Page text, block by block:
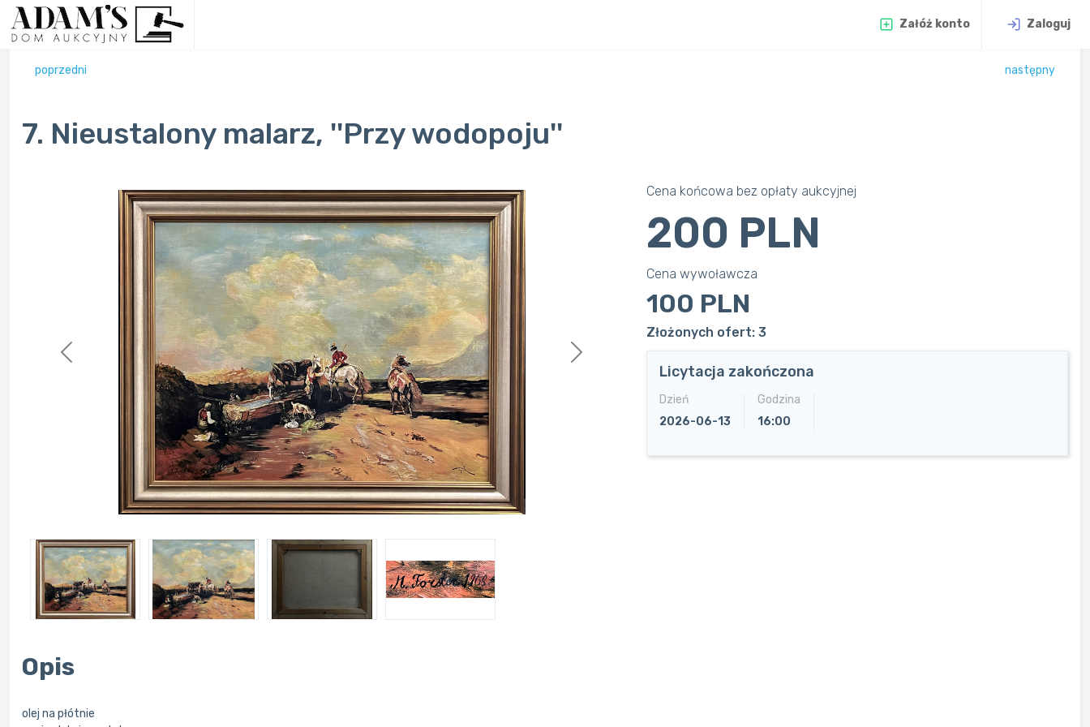
Załóż konto Zaloguj
poprzedni następny
7. Nieustalony malarz, ''Przy wodopoju''
Previous Next
Cena końcowa bez opłaty aukcyjnej
200 PLN
Cena wywoławcza
100 PLN
Złożonych ofert: 3
Licytacja zakończona
Dzień
2026-06-13
Godzina
16:00
Opis
olej na płótnie